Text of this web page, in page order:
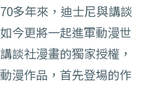
多年來，迪士尼與講談
今更將一起進軍動漫世
談社漫畫的獨家授權，
漫作品，首先登場的作